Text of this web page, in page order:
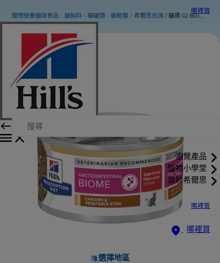
哪裡買
瀏覽產品
寵物小學堂
關於希爾思
哪裡買
哪裡買
選擇地區
寵物營養貓咪食品 - 貓飼料 - 貓罐頭 - 貓乾糧｜希爾思台灣 貓用 GI Biome健康腸菌叢 紓解緊迫 雞肉燉蔬菜罐頭